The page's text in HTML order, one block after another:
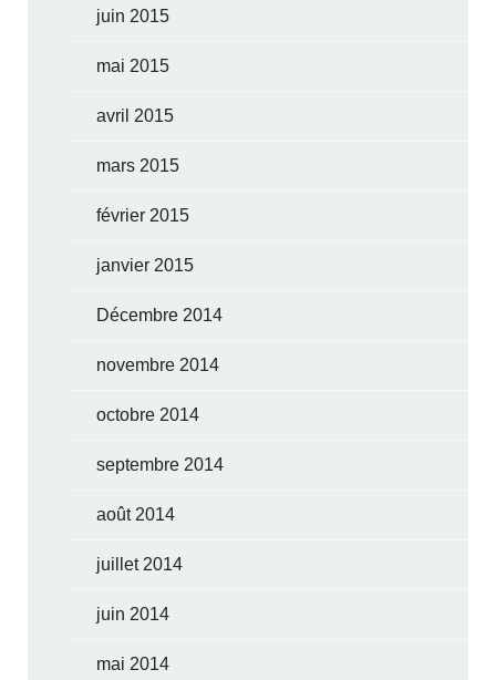
juin 2015
mai 2015
avril 2015
mars 2015
février 2015
janvier 2015
Décembre 2014
novembre 2014
octobre 2014
septembre 2014
août 2014
juillet 2014
juin 2014
mai 2014